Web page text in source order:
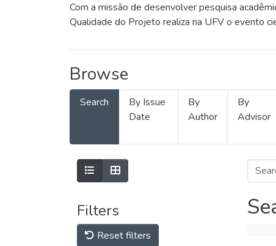
Com a missão de desenvolver pesquisa
Qualidade do Projeto realiza na UFV o evento
Browse
Search
By Issue
Date
By
Author
By
Advisor
Filters
Reset filters